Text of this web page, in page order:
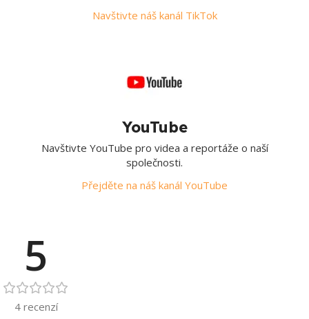
Navštivte náš kanál TikTok
YouTube
Navštivte YouTube pro videa a reportáže o naší
společnosti.
Přejděte na náš kanál YouTube
5
4 recenzí